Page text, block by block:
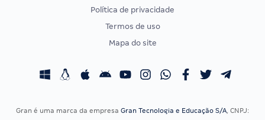
CONCURSOS POR PROFISSÃO
Concursos Fiscais
EXAME DE ORDEM
Calendário OAB
Política de privacidade
Termos de uso
Mapa do site
Gran é uma marca da empresa Gran Tecnologia e Educação S/A, CNPJ: